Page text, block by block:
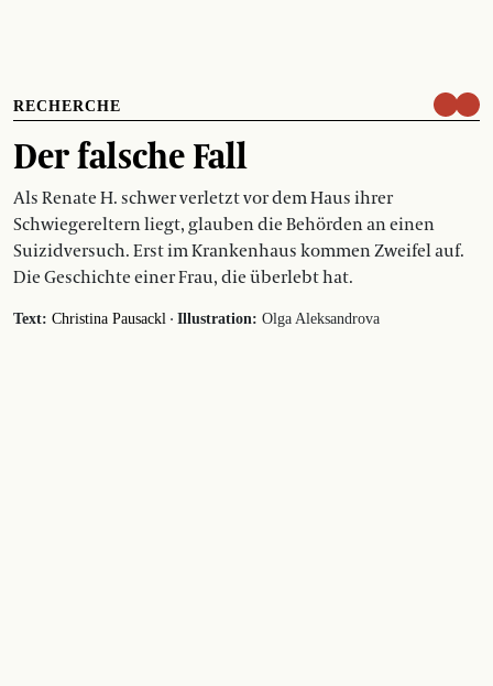
RECHERCHE
Der falsche Fall
Als Renate H. schwer verletzt vor dem Haus ihrer
Schwiegereltern liegt, glauben die Behörden an einen
Suizidversuch. Erst im Krankenhaus kommen Zweifel auf.
Die Geschichte einer Frau, die überlebt hat.
Text: Christina Pausackl · Illustration: Olga Aleksandrova